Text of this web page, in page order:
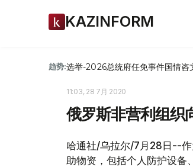
KAZINFORM
趋势:选举-2026总统府任免事件国情咨
11:03, 28 7月 2020
俄罗斯非营利组织
哈通社/乌拉尔/7月28日--作
助物资，包括个人防护设备